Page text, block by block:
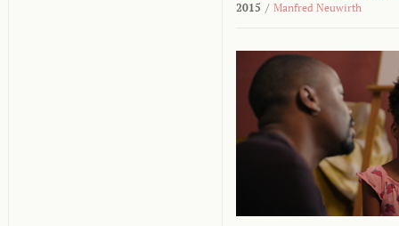
2015 / Manfred Neuwirth